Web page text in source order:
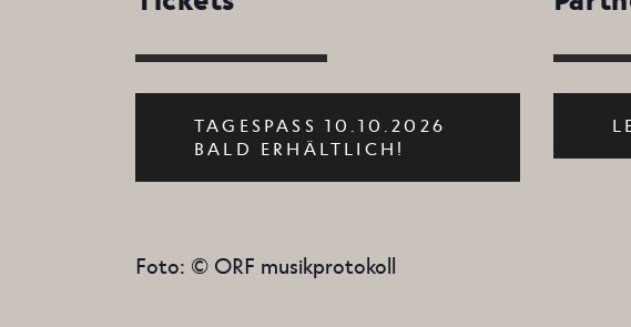
TAGESPASS 10.10.2026
BALD ERHÄLTLICH!
Foto: © ORF musikprotokoll